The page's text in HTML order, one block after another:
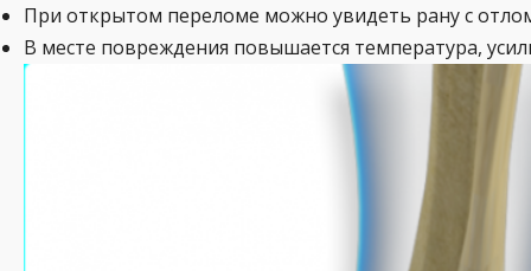
При открытом переломе можно увидеть рану с
В месте повреждения повышается температура,